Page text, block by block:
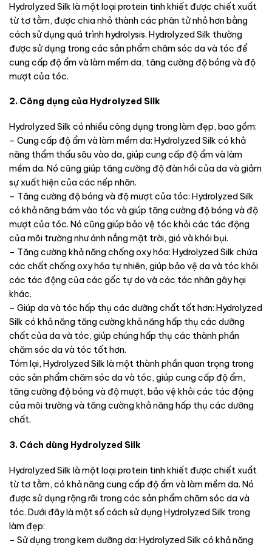
Hydrolyzed Silk là một loại protein tinh khiết được chiết xuất
từ tơ tằm, được chia nhỏ thành các phân tử nhỏ hơn bằng
cách sử dụng quá trình hydrolysis. Hydrolyzed Silk thường
được sử dụng trong các sản phẩm chăm sóc da và tóc để
cung cấp độ ẩm và làm mềm da, tăng cường độ bóng và độ
mượt của tóc.
2. Công dụng của Hydrolyzed Silk
Hydrolyzed Silk có nhiều công dụng trong làm đẹp, bao gồm:
– Cung cấp độ ẩm và làm mềm da: Hydrolyzed Silk có khả
năng thẩm thấu sâu vào da, giúp cung cấp độ ẩm và làm
mềm da. Nó cũng giúp tăng cường độ đàn hồi của da và giảm
sự xuất hiện của các nếp nhăn.
– Tăng cường độ bóng và độ mượt của tóc: Hydrolyzed Silk
có khả năng bám vào tóc và giúp tăng cường độ bóng và độ
mượt của tóc. Nó cũng giúp bảo vệ tóc khỏi các tác động
của môi trường như ánh nắng mặt trời, gió và khói bụi.
– Tăng cường khả năng chống oxy hóa: Hydrolyzed Silk chứa
các chất chống oxy hóa tự nhiên, giúp bảo vệ da và tóc khỏi
các tác động của các gốc tự do và các tác nhân gây hại
khác.
– Giúp da và tóc hấp thụ các dưỡng chất tốt hơn: Hydrolyzed
Silk có khả năng tăng cường khả năng hấp thụ các dưỡng
chất của da và tóc, giúp chúng hấp thụ các thành phần
chăm sóc da và tóc tốt hơn.
Tóm lại, Hydrolyzed Silk là một thành phần quan trọng trong
các sản phẩm chăm sóc da và tóc, giúp cung cấp độ ẩm,
tăng cường độ bóng và độ mượt, bảo vệ khỏi các tác động
của môi trường và tăng cường khả năng hấp thụ các dưỡng
chất.
3. Cách dùng Hydrolyzed Silk
Hydrolyzed Silk là một loại protein tinh khiết được chiết xuất
từ tơ tằm, có khả năng cung cấp độ ẩm và làm mềm da. Nó
được sử dụng rộng rãi trong các sản phẩm chăm sóc da và
tóc. Dưới đây là một số cách sử dụng Hydrolyzed Silk trong
làm đẹp:
– Sử dụng trong kem dưỡng da: Hydrolyzed Silk có khả năng